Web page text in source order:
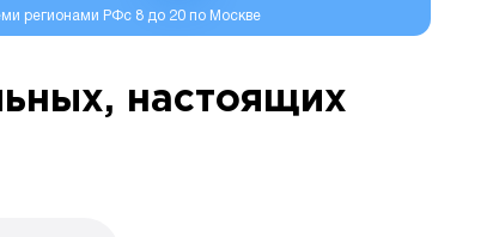
регионами РФс 8 до 20 по Москве
настоящих